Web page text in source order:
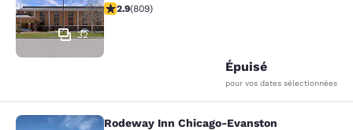
32
2.87 étoiles. Moyen. 809 commentaires
2.9(809)
Épuisé
pour vos dates sélectionnées
Rodeway Inn Chicago-Evanston